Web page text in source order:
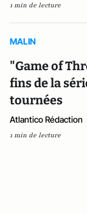
1 min de lecture
MALIN
"Game of
fins de la
tournées
Atlantico Rédaction
1 min de lecture